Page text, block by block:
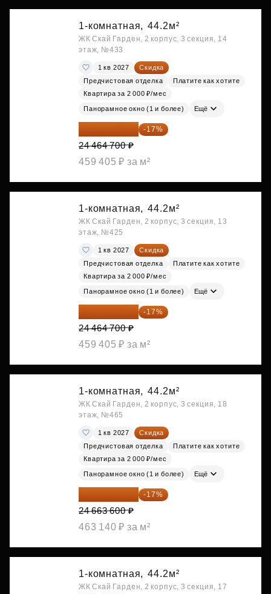
1-комнатная, 44.2м²
ЖК Скай Гарден, 2 корпус, 3 секция, 14
этаж, №433
1 кв 2027
Скидка
Предчистовая отделка
Платите как хотите
Квартира за 2 000 ₽/мес
Панорамное окно (1 и более) Ещё
20 305 701 ₽ -17%
24 464 700 ₽
459 405 ₽ за м²
1-комнатная, 44.2м²
ЖК Скай Гарден, 2 корпус, 3 секция, 13
этаж, №425
1 кв 2027
Скидка
Предчистовая отделка
Платите как хотите
Квартира за 2 000 ₽/мес
Панорамное окно (1 и более) Ещё
20 305 701 ₽ -17%
24 464 700 ₽
459 405 ₽ за м²
1-комнатная, 44.2м²
ЖК Скай Гарден, 2 корпус, 3 секция, 18
этаж, №465
1 кв 2027
Скидка
Предчистовая отделка
Платите как хотите
Квартира за 2 000 ₽/мес
Панорамное окно (1 и более) Ещё
20 470 788 ₽ -17%
24 663 600 ₽
463 140 ₽ за м²
1-комнатная, 44.2м²
ЖК Скай Гарден, 2 корпус, 3 секция, 17